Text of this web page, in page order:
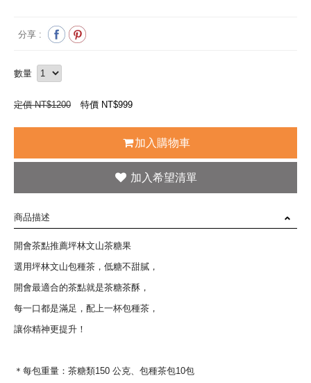
分享 :
數量
定價 NT$1200 特價 NT$999
加入購物車
商品描述
開會茶點推薦坪林文山茶糖果
選用坪林文山包種茶，低糖不甜膩，
開會最適合的茶點就是茶糖茶酥，
每一口都是滿足，配上一杯包種茶，
讓你精神更提升！
＊每包重量：茶糖類150 公克、包種茶包10包